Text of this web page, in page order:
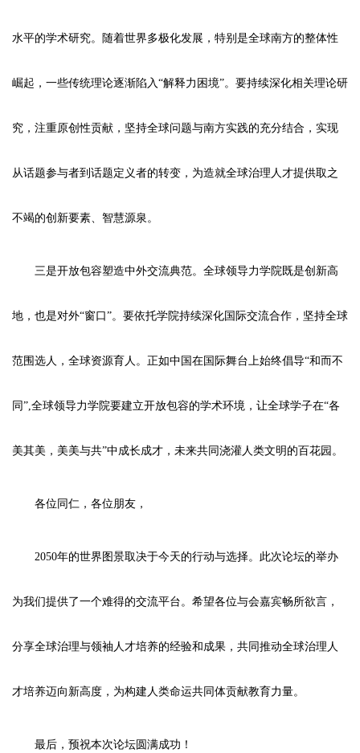
水平的学术研究。随着世界多极化发展，特别是全球南方的整体性
崛起，一些传统理论逐渐陷入“解释力困境”。要持续深化相关理论研
究，注重原创性贡献，坚持全球问题与南方实践的充分结合，实现
从话题参与者到话题定义者的转变，为造就全球治理人才提供取之
不竭的创新要素、智慧源泉。
三是开放包容塑造中外交流典范。全球领导力学院既是创新高
地，也是对外“窗口”。要依托学院持续深化国际交流合作，坚持全球
范围选人，全球资源育人。正如中国在国际舞台上始终倡导“和而不
同”,全球领导力学院要建立开放包容的学术环境，让全球学子在“各
美其美，美美与共”中成长成才，未来共同浇灌人类文明的百花园。
各位同仁，各位朋友，
2050年的世界图景取决于今天的行动与选择。此次论坛的举办
为我们提供了一个难得的交流平台。希望各位与会嘉宾畅所欲言，
分享全球治理与领袖人才培养的经验和成果，共同推动全球治理人
才培养迈向新高度，为构建人类命运共同体贡献教育力量。
最后，预祝本次论坛圆满成功！